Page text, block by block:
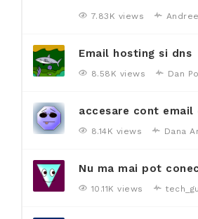
7.83K views
Email hosting si dns
8.58K views Dan
accesare cont
8.14K views Dana
Nu ma mai pot
10.11K views